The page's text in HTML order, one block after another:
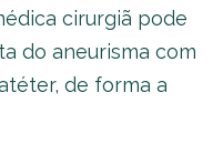
cirurgiã pode
do aneurisma com
de forma a